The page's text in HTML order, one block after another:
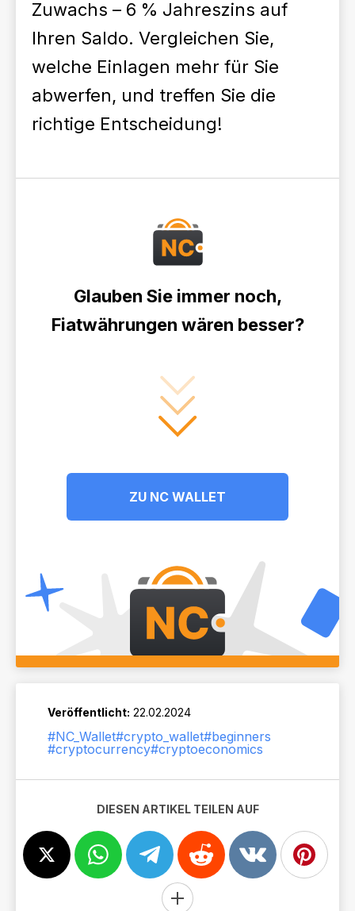
Zuwachs – 6 % Jahreszins auf
Ihren Saldo. Vergleichen Sie,
welche Einlagen mehr für Sie
abwerfen, und treffen Sie die
richtige Entscheidung!
Glauben Sie immer noch,
Fiatwährungen wären besser?
ZU NC WALLET
Veröffentlicht: 22.02.2024
#NC_Wallet#crypto_wallet#beginners
#cryptocurrency#cryptoeconomics
DIESEN ARTIKEL TEILEN AUF